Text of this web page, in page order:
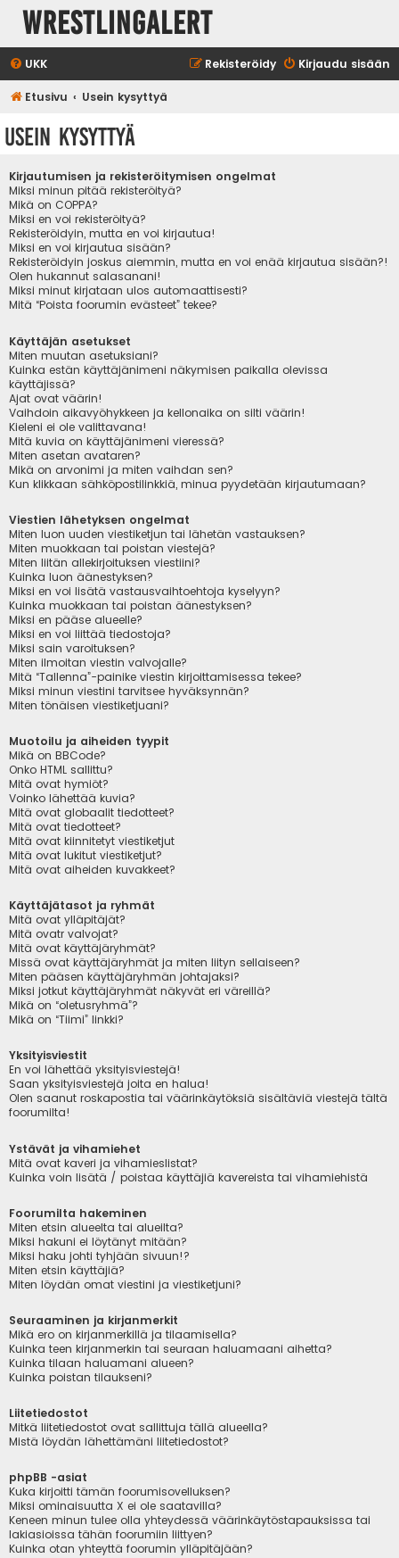
WrestlingAlert
UKK Kirjaudu sisään
Rekisteröidy
Etusivu Usein kysyttyä
Usein kysyttyä
Kirjautumisen ja rekisteröitymisen ongelmat
Miksi minun pitää rekisteröityä?
Mikä on COPPA?
Miksi en voi rekisteröityä?
Rekisteröidyin, mutta en voi kirjautua!
Miksi en voi kirjautua sisään?
Rekisteröidyin joskus aiemmin, mutta en voi enää kirjautua sisään?!
Olen hukannut salasanani!
Miksi minut kirjataan ulos automaattisesti?
Mitä “Poista foorumin evästeet” tekee?
Käyttäjän asetukset
Miten muutan asetuksiani?
Kuinka estän käyttäjänimeni näkymisen paikalla olevissa
käyttäjissä?
Ajat ovat väärin!
Vaihdoin aikavyöhykkeen ja kellonaika on silti väärin!
Kieleni ei ole valittavana!
Mitä kuvia on käyttäjänimeni vieressä?
Miten asetan avataren?
Mikä on arvonimi ja miten vaihdan sen?
Kun klikkaan sähköpostilinkkiä, minua pyydetään kirjautumaan?
Viestien lähetyksen ongelmat
Miten luon uuden viestiketjun tai lähetän vastauksen?
Miten muokkaan tai poistan viestejä?
Miten liitän allekirjoituksen viestiini?
Kuinka luon äänestyksen?
Miksi en voi lisätä vastausvaihtoehtoja kyselyyn?
Kuinka muokkaan tai poistan äänestyksen?
Miksi en pääse alueelle?
Miksi en voi liittää tiedostoja?
Miksi sain varoituksen?
Miten ilmoitan viestin valvojalle?
Mitä “Tallenna”-painike viestin kirjoittamisessa tekee?
Miksi minun viestini tarvitsee hyväksynnän?
Miten tönäisen viestiketjuani?
Muotoilu ja aiheiden tyypit
Mikä on BBCode?
Onko HTML sallittu?
Mitä ovat hymiöt?
Voinko lähettää kuvia?
Mitä ovat globaalit tiedotteet?
Mitä ovat tiedotteet?
Mitä ovat kiinnitetyt viestiketjut
Mitä ovat lukitut viestiketjut?
Mitä ovat aiheiden kuvakkeet?
Käyttäjätasot ja ryhmät
Mitä ovat ylläpitäjät?
Mitä ovatr valvojat?
Mitä ovat käyttäjäryhmät?
Missä ovat käyttäjäryhmät ja miten liityn sellaiseen?
Miten pääsen käyttäjäryhmän johtajaksi?
Miksi jotkut käyttäjäryhmät näkyvät eri väreillä?
Mikä on “oletusryhmä”?
Mikä on “Tiimi” linkki?
Yksityisviestit
En voi lähettää yksityisviestejä!
Saan yksityisviestejä joita en halua!
Olen saanut roskapostia tai väärinkäytöksiä sisältäviä viestejä tältä
foorumilta!
Ystävät ja vihamiehet
Mitä ovat kaveri ja vihamieslistat?
Kuinka voin lisätä / poistaa käyttäjiä kavereista tai vihamiehistä
Foorumilta hakeminen
Miten etsin alueelta tai alueilta?
Miksi hakuni ei löytänyt mitään?
Miksi haku johti tyhjään sivuun!?
Miten etsin käyttäjiä?
Miten löydän omat viestini ja viestiketjuni?
Seuraaminen ja kirjanmerkit
Mikä ero on kirjanmerkillä ja tilaamisella?
Kuinka teen kirjanmerkin tai seuraan haluamaani aihetta?
Kuinka tilaan haluamani alueen?
Kuinka poistan tilaukseni?
Liitetiedostot
Mitkä liitetiedostot ovat sallittuja tällä alueella?
Mistä löydän lähettämäni liitetiedostot?
phpBB -asiat
Kuka kirjoitti tämän foorumisovelluksen?
Miksi ominaisuutta X ei ole saatavilla?
Keneen minun tulee olla yhteydessä väärinkäytöstapauksissa tai
lakiasioissa tähän foorumiin liittyen?
Kuinka otan yhteyttä foorumin ylläpitäjään?